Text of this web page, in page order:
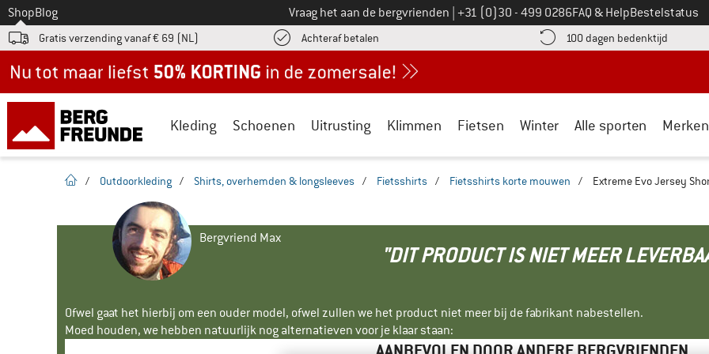
Naar
ShopBlog Vraag het aan de bergvrienden Bel ons op
+31 (0)30 - 499 0286FAQ & HelpBestelstatus
Gratis verzending vanaf € 69 (NL) Achteraf betalen vind de betalingsinformatie hier! Opent in een infovak
100 dagen bedenktijd Vind
Kleding Schoenen Uitrusting Klimmen Fietsen Winter Alle sporten Merken
Startpagina
/ Outdoorkleding / Shirts, overhemden & longsleeves / Fietsshirts / Fietsshirts korte mouwen / Extreme Evo Jersey
Bergvriend Max
"DIT PRODUCT IS NIET MEER
Ofwel gaat het hierbij om een ouder model, ofwel zullen we het product niet meer bij de fabrikant nabestellen.
Moed houden, we hebben natuurlijk nog alternatieven voor je klaar staan: